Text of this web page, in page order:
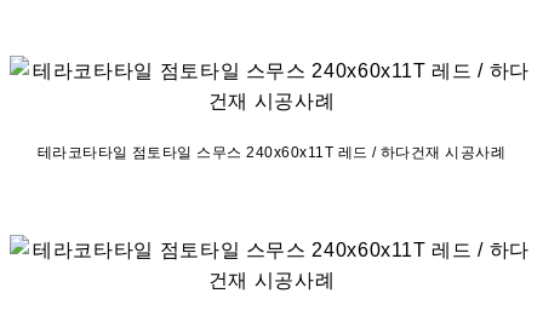
테라코타타일 점토타일 스무스 240x60x11T 레드 / 하다건재 시공사례